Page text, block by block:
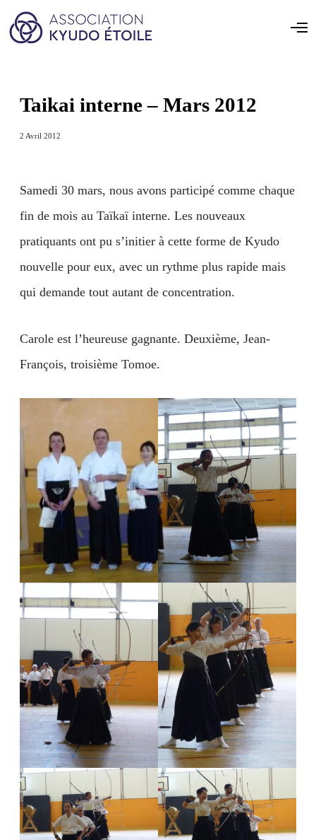
Taikai interne – Mars 2012
2 Avril 2012
Samedi 30 mars, nous avons participé comme chaque
fin de mois au Taïkaï interne. Les nouveaux
pratiquants ont pu s’initier à cette forme de Kyudo
nouvelle pour eux, avec un rythme plus rapide mais
qui demande tout autant de concentration.
Carole est l’heureuse gagnante. Deuxième, Jean-
François, troisième Tomoe.